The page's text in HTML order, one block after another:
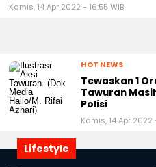
Kamis, 14 Apr 2022 - 16:55 WIB
HOT NEWS
Tewaskan 1
Tawuran
Polisi
Kamis, 14 Apr 2022
Lifestyle